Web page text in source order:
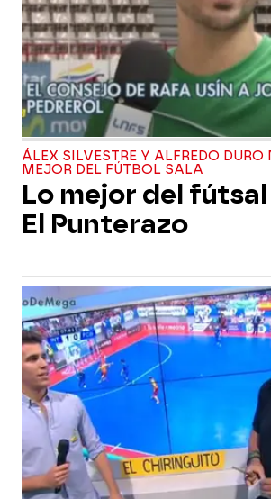
ÁLEX SILVESTRE Y ALFREDO DURO
MEJOR DEL FÚTBOL SALA
Lo mejor del
El Punterazo